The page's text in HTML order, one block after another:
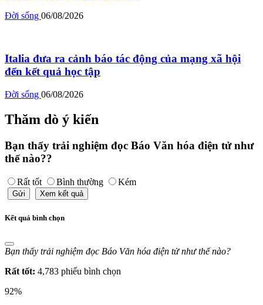
Đời sống 06/08/2026
Italia đưa ra cảnh báo tác động của mạng xã hội
đến kết quả học tập
Đời sống 06/08/2026
Thăm dò ý kiến
Bạn thấy trải nghiệm đọc Báo Văn hóa điện tử như
thế nào??
Rất tốt Bình thường Kém
Gửi Xem kết quả
Kết quả bình chọn
Bạn thấy trải nghiệm đọc Báo Văn hóa điện tử như thế nào?
Rất tốt: 4,783 phiếu bình chọn
92%